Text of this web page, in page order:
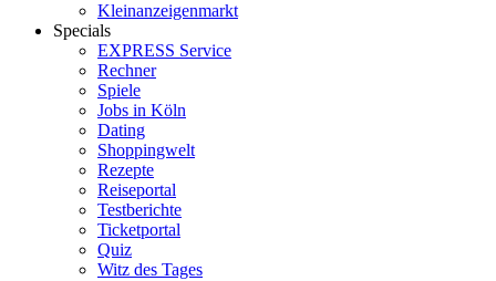
Kleinanzeigenmarkt
Specials
EXPRESS Service
Rechner
Spiele
Jobs in Köln
Dating
Shoppingwelt
Rezepte
Reiseportal
Testberichte
Ticketportal
Quiz
Witz des Tages